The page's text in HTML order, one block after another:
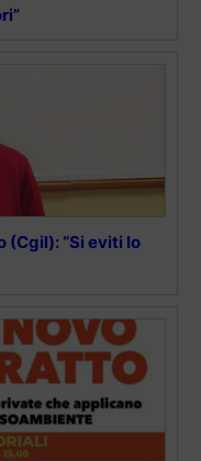
(Cgil): “Si eviti lo